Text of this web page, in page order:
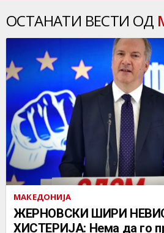
ОСТАНАТИ ВЕСТИ ОД
МАКЕДОНИЈА
ЖЕРНОВСКИ ШИРИ
ХИСТЕРИЈА: Нема да го